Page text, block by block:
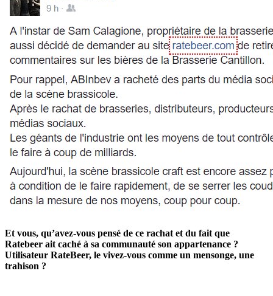
Et vous, qu’avez-vous pensé de ce rachat et du fait que
Ratebeer ait caché à sa communauté son appartenance ?
Utilisateur RateBeer, le vivez-vous comme un mensonge, une
trahison ?